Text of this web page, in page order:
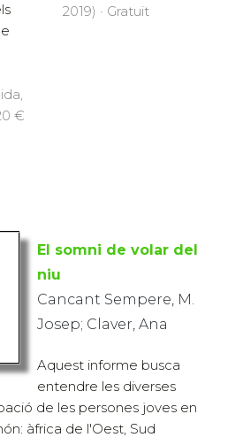
€
2019) · Gratuït
El somni de volar del
niu
Cancant Sempere, M.
Josep; Claver, Ana
Aquest informe busca
entendre les diverses
de les persones joves en
àfrica de l'Oest, Sud